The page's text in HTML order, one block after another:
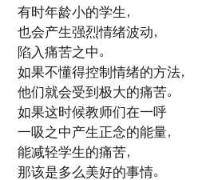
有时年龄小的学生，
也会产生强烈情绪波动，
陷入痛苦之中。
如果不懂得控制情绪的方法，
他们就会受到极大的痛苦。
如果这时候教师们在一呼
一吸之中产生正念的能量，
能减轻学生的痛苦，
那该是多么美好的事情。